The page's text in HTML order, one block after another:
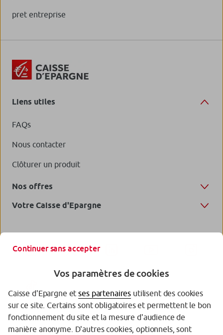
pret entreprise
Liens utiles
FAQs
Nous contacter
Clôturer un produit
Nos offres
Votre Caisse d'Epargne
Continuer sans accepter
Vos paramètres de cookies
Caisse d'Epargne etses partenaires utilisent des cookies
sur ce site. Certains sont obligatoires et permettent le bon
fonctionnement du site et la mesure d'audience de
manière anonyme. D'autres cookies, optionnels, sont